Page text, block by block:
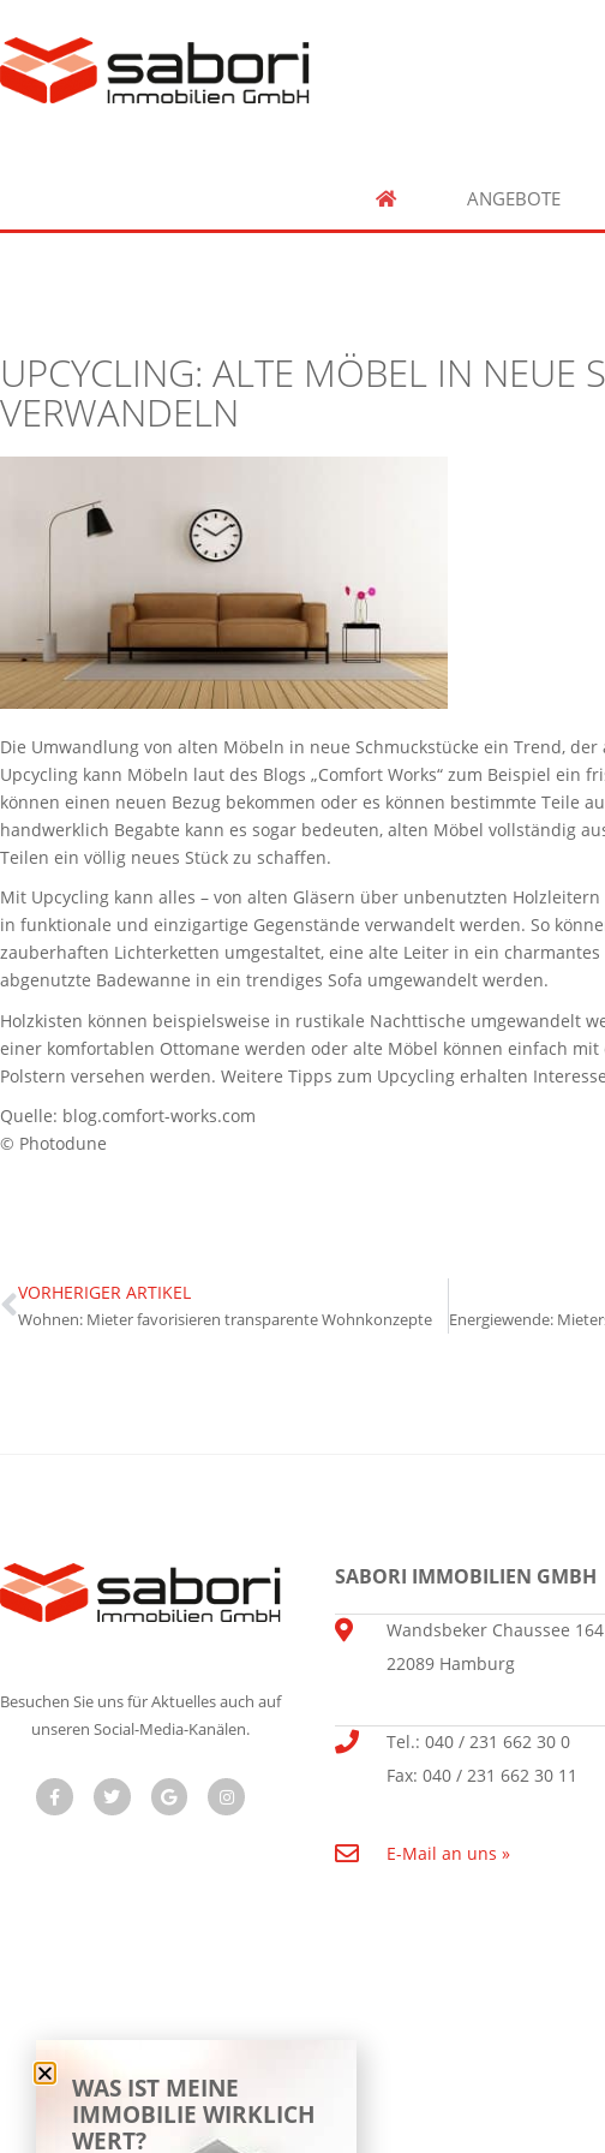
ANGEBOTE
UPCYCLING: ALTE MÖBEL IN NEUE
VERWANDELN
Die Umwandlung von alten Möbeln in neue Schmuckstücke ein Trend,
Upcycling kann Möbeln laut des Blogs „Comfort Works“ zum Beispiel ein
können einen neuen Bezug bekommen oder es können bestimmte Teile
handwerklich Begabte kann es sogar bedeuten, alten Möbel vollständig
Teilen ein völlig neues Stück zu schaffen.
Mit Upcycling kann alles – von alten Gläsern über unbenutzten
in funktionale und einzigartige Gegenstände verwandelt werden. So
zauberhaften Lichterketten umgestaltet, eine alte Leiter in ein
abgenutzte Badewanne in ein trendiges Sofa umgewandelt werden.
Holzkisten können beispielsweise in rustikale Nachttische umgewandelt
einer komfortablen Ottomane werden oder alte Möbel können einfach
Polstern versehen werden. Weitere Tipps zum Upcycling erhalten
Quelle: blog.comfort-works.com
© Photodune
VORHERIGER ARTIKEL
Wohnen: Mieter favorisieren transparente Wohnkonzepte
Besuchen Sie uns für Aktuelles auch auf
unseren Social-Media-Kanälen.
SABORI IMMOBILIEN GMBH
Wandsbeker Chaussee 164
22089 Hamburg
Tel.: 040 / 231 662 30 0
Fax: 040 / 231 662 30 11
E-Mail an uns »
WAS IST MEINE
IMMOBILIE WIRKLICH
WERT?